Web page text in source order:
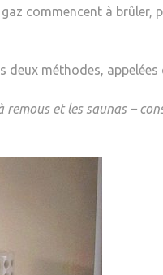
commencent à
deux méthodes,
et les saunas –